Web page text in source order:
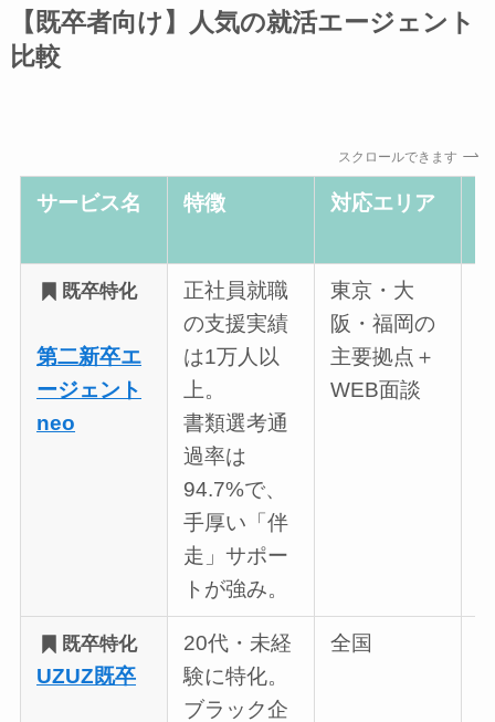
【既卒者向け】人気の就活エージェント
比較
スクロールできます
サービス名 特徴 対応エリア
既卒特化
第二新卒エ
ージェント
neo
正社員就職
の支援実績
は1万人以
上。
書類選考通
過率は
94.7%で、
手厚い「伴
走」サポー
トが強み。
東京・大
阪・福岡の
主要拠点＋
WEB面談
既卒特化
UZUZ既卒
20代・未経
験に特化。
ブラック企
全国